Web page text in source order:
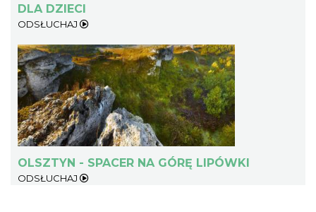
DLA DZIECI
ODSŁUCHAJ
OLSZTYN - SPACER NA GÓRĘ LIPÓWKI
ODSŁUCHAJ